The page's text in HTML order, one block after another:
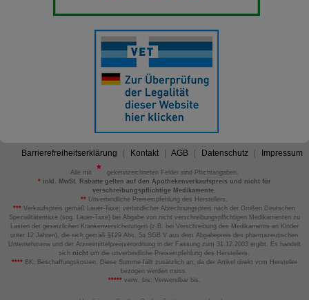
Barrierefreiheitserklärung Kontakt AGB Datenschutz Impressum
Alle mit
gekennzeichneten Felder sind Pflichtangaben.
*inkl. MwSt. Rabatte gelten auf den Apothekenverkaufspreis und nicht für
verschreibungspflichtige Medikamente.
** Unverbindliche Preisempfehlung des Herstellers.
*** Verkaufspreis gemäß Lauer-Taxe; verbindlicher Abrechnungspreis nach der Großen Deutschen
Spezialitätentaxe (sog. Lauer-Taxe) bei Abgabe von nicht verschreibungspflichtigen Medikamenten zu
Lasten der gesetzlichen Krankenversicherungen (z.B. bei Verschreibung des Medikaments an Kinder
unter 12 Jahren), die sich gemäß §129 Abs. 5a SGB V aus dem Abgabepreis des pharmazeutischen
Unternehmens und der Arzneimittelpreisverordnung in der Fassung zum 31.12.2003 ergibt. Es handelt
sich nicht um die unverbindliche Preisempfehlung des Herstellers.
****BK: Beschaffungskosten. Diese Summe fällt zusätzlich an, da der Artikel direkt vom Hersteller
bezogen werden muss.
*****verw. bis: Verwendbar bis.